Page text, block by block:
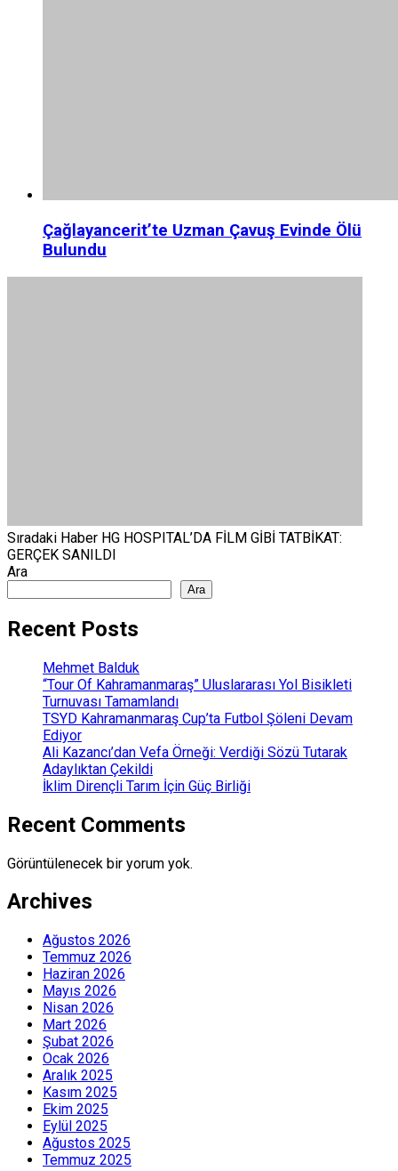
Çağlayancerit’te Uzman Çavuş Evinde Ölü
Bulundu
Sıradaki Haber HG HOSPITAL’DA FİLM GİBİ TATBİKAT:
GERÇEK SANILDI
Ara
Ara
Recent Posts
Mehmet Balduk
“Tour Of Kahramanmaraş” Uluslararası Yol Bisikleti
Turnuvası Tamamlandı
TSYD Kahramanmaraş Cup’ta Futbol Şöleni Devam
Ediyor
Ali Kazancı’dan Vefa Örneği: Verdiği Sözü Tutarak
Adaylıktan Çekildi
İklim Dirençli Tarım İçin Güç Birliği
Recent Comments
Görüntülenecek bir yorum yok.
Archives
Ağustos 2026
Temmuz 2026
Haziran 2026
Mayıs 2026
Nisan 2026
Mart 2026
Şubat 2026
Ocak 2026
Aralık 2025
Kasım 2025
Ekim 2025
Eylül 2025
Ağustos 2025
Temmuz 2025